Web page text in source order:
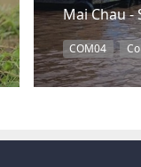
Mai Chau -
COM04